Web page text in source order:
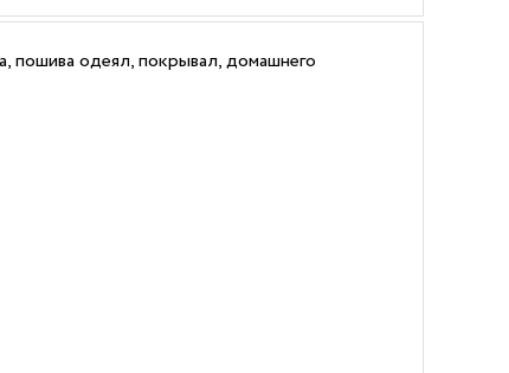
пошива одеял, покрывал, домашнего